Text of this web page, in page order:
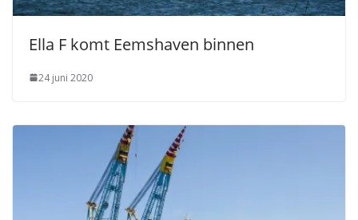
Ella F komt Eemshaven binnen
24 juni 2020